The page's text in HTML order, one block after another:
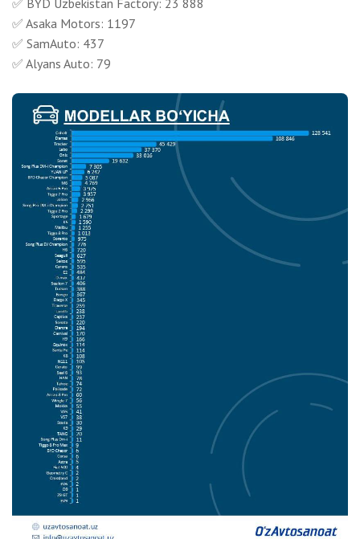
✅ BYD Uzbekistan Factory: 23 888
✅ Asaka Motors: 1197
✅ SamAuto: 437
✅ Alyans Auto: 79